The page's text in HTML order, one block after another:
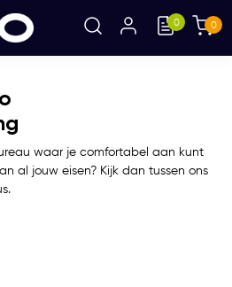
0 0
waar je comfortabel aan kunt
al jouw eisen? Kijk dan tussen ons